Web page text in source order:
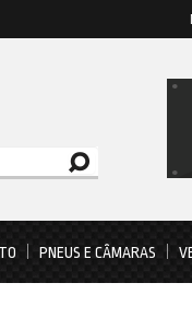
PNEUS E CÂMARAS